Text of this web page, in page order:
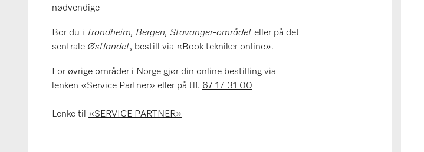
nødvendige
Bor du i Trondheim, Bergen, Stavanger-området eller på det
sentrale Østlandet, bestill via «Book tekniker online».
For øvrige områder i Norge gjør din online bestilling via
lenken «Service Partner» eller på tlf. 67 17 31 00
Lenke til «SERVICE PARTNER»